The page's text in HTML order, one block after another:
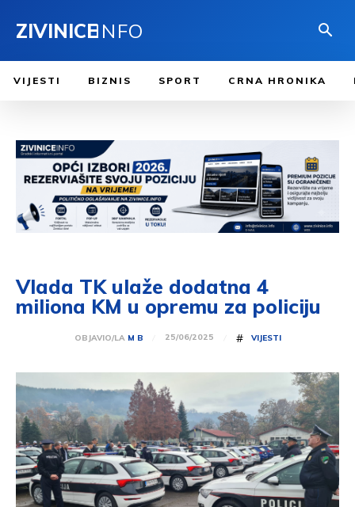
ZIVINICEINFO
VIJESTI BIZNIS SPORT CRNA HRONIKA
Vlada TK ulaže dodatna 4
miliona KM u opremu za policiju
OBJAVIO/LA M B 25/06/2025 # VIJESTI